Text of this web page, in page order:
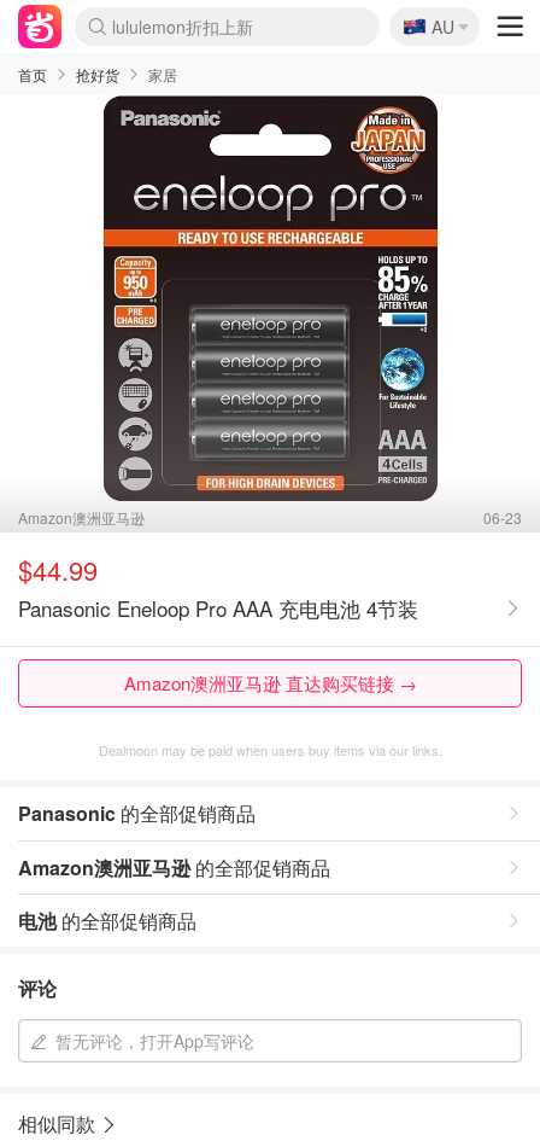
lululemon折扣上新
Sasa美妆护肤3.5折
SSENSE年中2.5折
FreshBeauty好价汇总
Cettire降价+叠9折
WWS Coles超市实拍
viagogo二手票捡漏
Myer超级周末
The Outnet奢牌1折起
David Jones 3折起
Flannels大牌1折
Perfumes Club护肤1折
AMIRO面罩$251
Amazon折扣汇总
eToro入金$200送$50
Amazon数码好物
ICONIC本周7.5折
ThedoubleF高奢地板价
Moose Knuckles 6折
丝芙兰5折起
EUFY摄像头$98
Selenichast首饰2折
Trip机票酒店促销
YSL送5件彩妆礼
Amazon家居好物
Amazon美妆护肤
雅漾大喷$8
过敏原检测盒$33
伊索独家赠50ml沐浴露
科颜氏高保湿面霜$29
SEALIFE海洋馆门票6折
丝塔芙大白罐$16
订阅Newsletter送香薰
Cult Beauty 6.8折
Harrods圣诞日历$525
LN-CC奢牌私促3折
d'Alba空姐喷雾$16
EVE LOM套装£56
Bernardelli独家4折
Adore Beauty 6折起
CT圣诞日历
Mytheresa奢品2.7折
Luxury Escapes 9折
Currentbody美容仪$881
MOON Garden Live
Roborock扫地机$649
Tingo Life水杯$24
Valentino官网5折
CR洗护套装$23
修丽可4件套$159
Myer彩妆2件7折
GANNI官网4.5折
Stylevana韩妆4折
Tessabit高奢8.5折
OGX洗发水$11
Amazon阿德莱德次日达
卡诗8.5折+赠礼
Philips Hue灯具8折
🇦🇺
AU
首页 抢好货 家居
Amazon澳洲亚马逊 06-23
$44.99
Panasonic Eneloop Pro AAA 充电电池 4节装
Amazon澳洲亚马逊 直达购买链接 →
Dealmoon may be paid when users buy items via our links.
Panasonic 的全部促销商品
Amazon澳洲亚马逊的全部促销商品
电池的全部促销商品
评论
暂无评论，打开App写评论
相似同款